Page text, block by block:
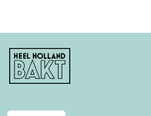
Heel
Holland
Bakt